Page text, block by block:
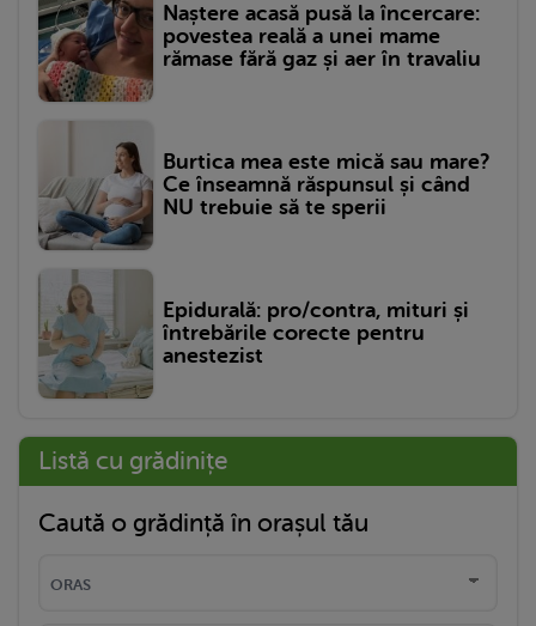
Naștere acasă pusă la încercare:
povestea reală a unei mame
rămase fără gaz și aer în travaliu
Burtica mea este mică sau mare?
Ce înseamnă răspunsul și când
NU trebuie să te sperii
Epidurală: pro/contra, mituri și
întrebările corecte pentru
anestezist
Listă cu grădinițe
Caută o grădință în orașul tău